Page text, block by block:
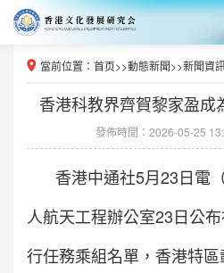
當前位置： 首页>>動態新聞>>新聞資
香港科教界齊賀黎家盈成
發佈時間：2026-05-25
香港中通社5月23日電
人航天工程辦公室23日公
行任務乘組名單，香港特